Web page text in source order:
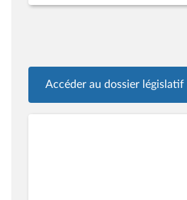
Accéder au dossier législatif